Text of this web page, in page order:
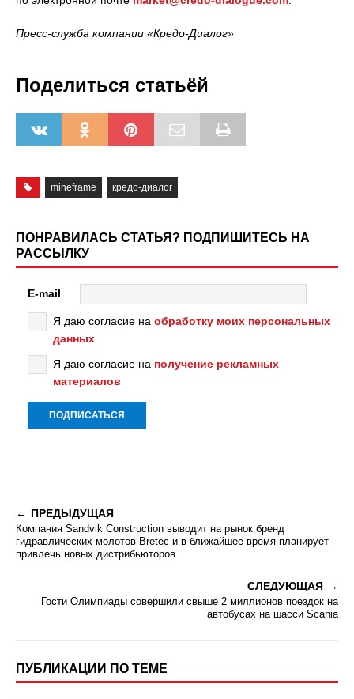
Пресс-служба компании «Кредо-Диалог»
Поделиться статьёй
mineframe кредо-диалог
ПОНРАВИЛАСЬ СТАТЬЯ? ПОДПИШИТЕСЬ НА
РАССЫЛКУ
E-mail
Я даю согласие на обработку моих персональных
данных
Я даю согласие на получение рекламных
материалов
ПРЕДЫДУЩАЯ
Компания Sandvik Construction выводит на рынок бренд
гидравлических молотов Bretec и в ближайшее время планирует
привлечь новых дистрибьюторов
СЛЕДУЮЩАЯ
Гости Олимпиады совершили свыше 2 миллионов поездок на
автобусах на шасси Scania
ПУБЛИКАЦИИ ПО ТЕМЕ